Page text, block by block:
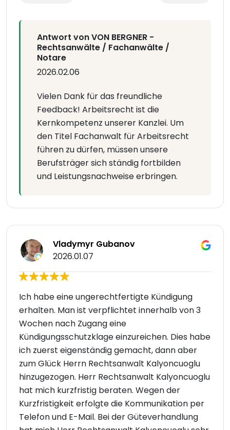
Antwort von VON BERGNER -
Rechtsanwälte / Fachanwälte /
Notare
2026.02.06
Vielen Dank für das freundliche
Feedback! Arbeitsrecht ist die
Kernkompetenz unserer Kanzlei. Um
den Titel Fachanwalt für Arbeitsrecht
führen zu dürfen, müssen unsere
Berufsträger sich ständig fortbilden
und Leistungsnachweise erbringen.
Vladymyr Gubanov
2026.01.07
Ich habe eine ungerechtfertigte Kündigung
erhalten. Man ist verpflichtet innerhalb von 3
Wochen nach Zugang eine
Kündigungsschutzklage einzureichen. Dies habe
ich zuerst eigenständig gemacht, dann aber
zum Glück Herrn Rechtsanwalt Kalyoncuoglu
hinzugezogen. Herr Rechtsanwalt Kalyoncuoglu
hat mich kurzfristig beraten. Wegen der
Kurzfristigkeit erfolgte die Kommunikation per
Telefon und E-Mail. Bei der Güteverhandlung